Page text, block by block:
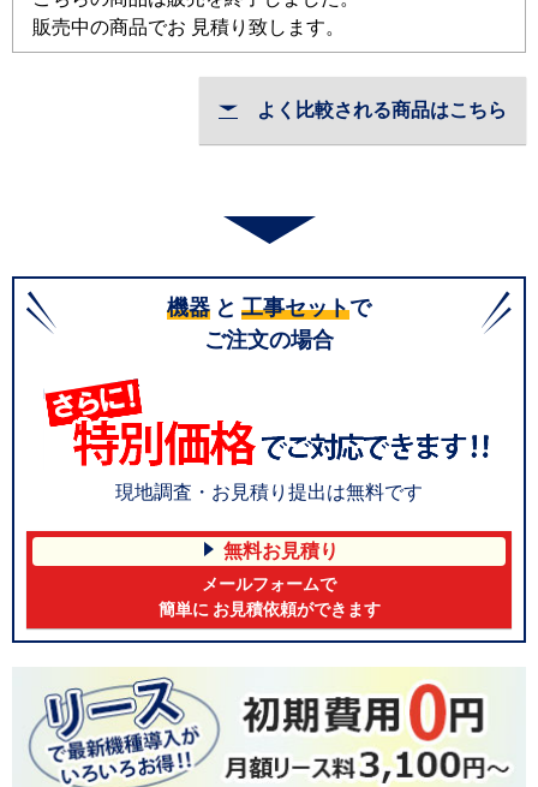
販売中の商品でお 見積り致します。
よく比較される商品はこちら
機器 と 工事セットで
ご注文の場合
現地調査・お見積り提出は無料です
無料お見積り
メールフォームで
簡単に お見積依頼ができます